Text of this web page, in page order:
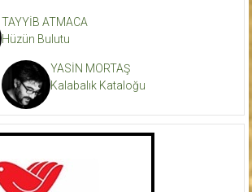
TAYYİB ATMACA
Hüzün Bulutu
YASİN MORTAŞ
Kalabalık Kataloğu